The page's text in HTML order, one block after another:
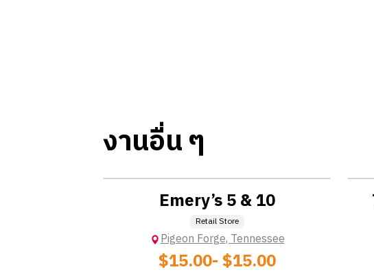
งานอื่น ๆLocation: No  Charge
Emery’s 5 & 10
Retail Store
Pigeon Forge,Tennessee
$15.00- $15.00